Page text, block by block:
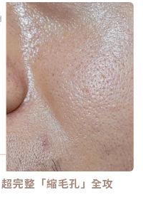
上年齡增長與環境壓力，皮膚細
補打，持續激活肌膚，維持年輕
示，接受兩次Profhilo注射（間
膚彈性與保濕度均有顯著提
估亦反映皺紋減少、肌膚更緊
Sparavigna et al., 2022）璞
血藥物（如阿斯匹靈、維他命
，避免熬夜與重度壓力術後：
運動與三溫暖 一週內避免臉部
，幫助效果延長璞菲洛副作用
交聯劑，生物相容性極佳，副
暫腫脹、微紅 局部輕微瘀青
微搔癢或壓痛感，通常在數天
避免療程風險最關鍵的因素。
醫美觀念的演變，越來越多人
起來僵硬或過度膨脹。Profhilo
的「重建」式作用。Profhilo
布於肌膚真皮層，從底層刺激
復能力，讓效果柔和自然，能
被醫美圈推崇，關鍵就在於它
化美音二代優化了能量輸出的波
床操作中，我發現客人的耐受度
」。 見效時間：治療當下因組
真正的巔峰效果會在術後 2–3
益清晰。 維持時間：在規律的
個月。四、 蔡醫師的減齡
「破千條」的音波，但我始終堅
過多的能量可能造成脂肪萎縮
據每一位客人的臉型厚薄、鬆弛
常用的建議處方： 施作區
，搭配再生針（瑞德喜）進行
流失的骨架支撐。這種「由內拉
的趨勢。五、 2026 醫美行情與
，會發現市場行情落差很大。身
原廠探頭成本、儀器維護、以
原廠授權：施打前請掃描儀
痘黑科技是否適合自己。為什麼
」在認識 AviClear 戰痘雷射之
麼形成。青春痘的生成機制主要
、壓力、飲食或基因影響，皮
廢角質無法正常代謝，與油脂
：堵塞的無氧毛孔成為痤瘡桿
炎反應：細菌代謝物引發免疫
或膿皰型痘痘。在這四個環節
難的開關。傳統的治療方式，如
角質。唯有口服 A 酸能夠有效抑
被視為治療嚴重痘痘的終極武
。而 AviClear 戰痘雷射的誕
在不吃藥的情況下，精準且長
？解密 1726nm 的物理奇蹟
來治療痤瘡的醫療儀器。它的核
為什麼是 1726nm 波長？「專
波長會被不同的目標物（如黑色
非常特殊，它在人體組織
分吸收的 2 倍。當 AviClear
含油脂的「皮脂腺」大量吸
完整「縮毛孔」全攻